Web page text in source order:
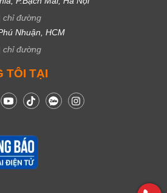
chỉ đường
Nhuận, HCM
chỉ đường
TÔI TẠI